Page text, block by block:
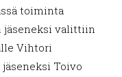
toiminta
jäseneksi valittiin
Vihtori
Toivo